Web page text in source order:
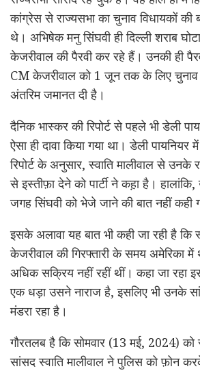
कांग्रेस से राज्यसभा का चुनाव विधायकों
थे। अभिषेक मनु सिंघवी ही दिल्ली शराब
केजरीवाल की पैरवी कर रहे हैं। उनकी ही
CM केजरीवाल को 1 जून तक के लिए चुनाव
अंतरिम जमानत दी है।
दैनिक भास्कर की रिपोर्ट से पहले भीडेली
ऐसा ही दावा किया गया था। डेली पायनियर
रिपोर्ट के अनुसार, स्वाति मालीवाल से
से इस्तीफ़ा देने को पार्टी ने कह़ा है। हालांकि,
जगह सिंघवी को भेजे जाने की बात नहीं कही
इसके अलावा यह बात भी कही जा रही है कि
केजरीवाल की गिरफ्तारी के समय अमेरिका
अधिक सक्रिय नहीं रहीं थीं। कहा जा रहा
एक धड़ा उसने नाराज है, इसलिए भी उनके
मंडरा रहा है।
गौरतलब है कि सोमवार (13 मई, 2024)
सांसद स्वाति मालीवाल ने पुलिस को फ़ोन